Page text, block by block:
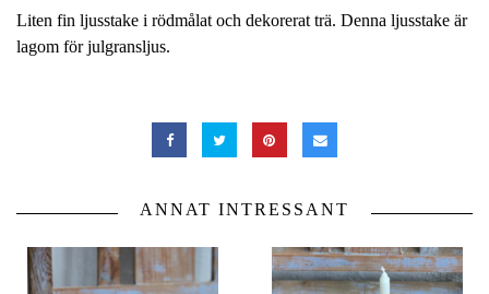
Liten fin ljusstake i rödmålat och dekorerat trä. Denna ljusstake är
lagom för julgransljus.
ANNAT INTRESSANT